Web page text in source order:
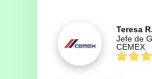
Teresa R.
Jefe de
CEMEX